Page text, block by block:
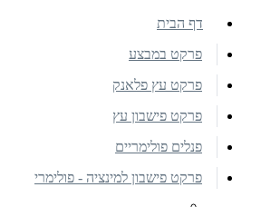
דף הבית
פרקט במבצע
פרקט עץ פלאנק
פרקט פישבון עץ
פנלים פולימריים
פרקט פישבון למינציה - פולימרי